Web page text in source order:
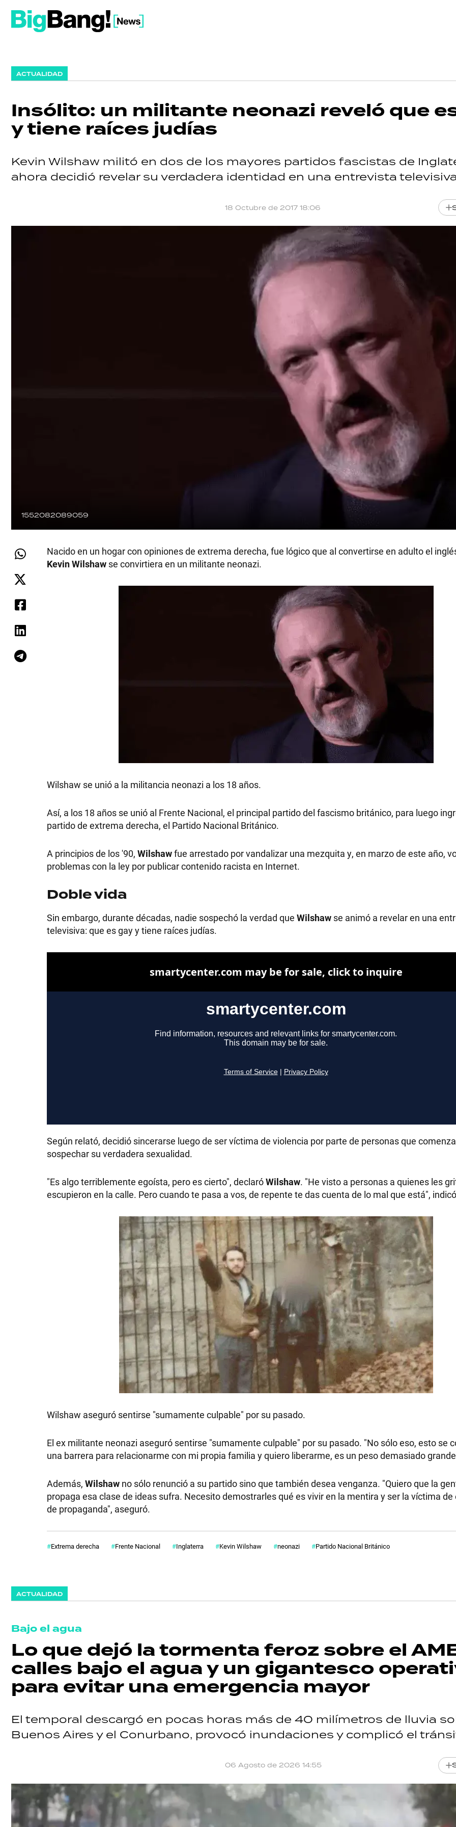
ACTUALIDAD
Insólito: un militante neonazi reveló que
y tiene raíces judías
Kevin Wilshaw militó en dos de los mayores partidos fascistas de
ahora decidió revelar su verdadera identidad en una entrevista
18 Octubre de 2017 18:06
1552082089059
Nacido en un hogar con opiniones de extrema derecha, fue lógico que al convertirse en adulto el
Kevin Wilshaw se convirtiera en un militante neonazi.
Wilshaw se unió a la militancia neonazi a los 18 años.
Así, a los 18 años se unió al Frente Nacional, el principal partido del fascismo británico, para luego
partido de extrema derecha, el Partido Nacional Británico.
A principios de los '90, Wilshawfue arrestado por vandalizar una mezquita y, en marzo de este año,
problemas con la ley por publicar contenido racista en Internet.
Doble vida
Sin embargo, durante décadas, nadie sospechó la verdad que Wilshaw se animó a revelar en una
televisiva: que es gay y tiene raíces judías.
Según relató, decidió sincerarse luego de ser víctima de violencia por parte de personas que
sospechar su verdadera sexualidad.
"Es algo terriblemente egoísta, pero es cierto", declaróWilshaw. "He visto a personas a quienes les
escupieron en la calle. Pero cuando te pasa a vos, de repente te das cuenta de lo mal que está",
Wilshaw aseguró sentirse "sumamente culpable" por su pasado.
El ex militante neonazi aseguró sentirse "sumamente culpable" por su pasado. "No sólo eso, esto se
una barrera para relacionarme con mi propia familia y quiero liberarme, es un peso demasiado
Además, Wilshaw no sólo renunció a su partido sino que también desea venganza. "Quiero que la
propaga esa clase de ideas sufra. Necesito demostrarles qué es vivir en la mentira y ser la víctima
de propaganda", aseguró.
Extrema derecha Frente Nacional Inglaterra Kevin Wilshaw neonazi Partido Nacional Británico
ACTUALIDAD
Bajo el agua
Lo que dejó la tormenta feroz sobre el
calles bajo el agua y un gigantesco
para evitar una emergencia mayor
El temporal descargó en pocas horas más de 40 milímetros de lluvia
Buenos Aires y el Conurbano, provocó inundaciones y complicó el
06 Agosto de 2026 14:55
ECONOMÍA
GRAN
HERMANO
DEPORTES
TECNOLOGÍA
RECETAS
PALABRAS